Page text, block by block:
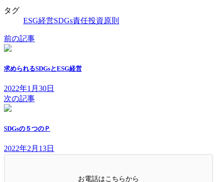
タグ
ESG経営SDGs責任投資原則
前の記事
求められるSDGsとESG経営
2022年1月30日
次の記事
SDGsの５つのＰ
2022年2月13日
お電話はこちらから